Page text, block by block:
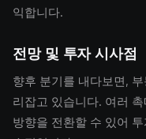
익합니다.
전망 및 투자 시사점
향후 분기를 내다보면,
리잡고 있습니다. 여러
방향을 전환할 수 있어